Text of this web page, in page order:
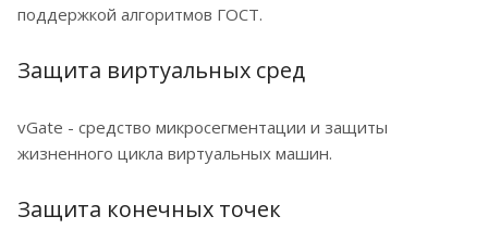
поддержкой алгоритмов ГОСТ.
Защита виртуальных сред
vGate - средство микросегментации и защиты
жизненного цикла виртуальных машин.
Защита конечных точек